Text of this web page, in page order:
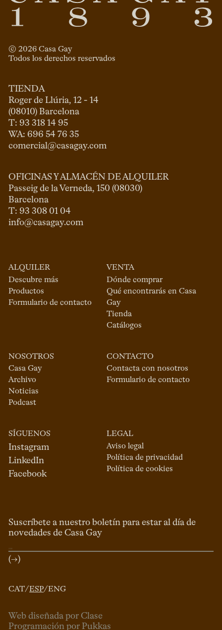
© 2026 Casa Gay
Todos los derechos reservados
TIENDA
Roger de Llúria, 12 - 14
(08010) Barcelona
T: 93 318 14 95
comercial@casagay.com
OFICINAS Y ALMACÉN DE ALQUILER
Passeig de la Verneda, 150 (08030)
Barcelona
info@casagay.com
ALQUILER
Descubre más
Productos
Formulario de contacto
VENTA
Dónde comprar
Qué encontrarás en Casa
Gay
Tienda
Catálogos
NOSOTROS
Casa Gay
Archivo
Noticias
Podcast
CONTACTO
Contacta con nosotros
Formulario de contacto
SÍGUENOS
Instagram
LinkedIn
Facebook
LEGAL
Aviso legal
Política de privacidad
Política de cookies
CAT/ESP/ENG
Suscríbete a nuestro boletín para estar al día de
novedades de Casa Gay
(→)
Web diseñada por Clase
Programación por Pukkas